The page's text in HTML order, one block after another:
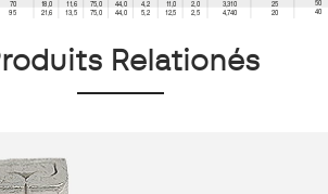
Relationés